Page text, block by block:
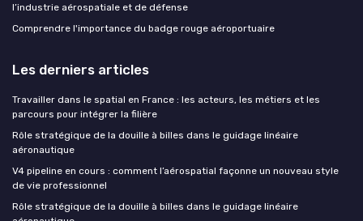
l’industrie aérospatiale et de défense
Comprendre l'importance du badge rouge aéroportuaire
Les derniers articles
Travailler dans le spatial en France : les acteurs, les métiers et les
parcours pour intégrer la filière
Rôle stratégique de la douille à billes dans le guidage linéaire
aéronautique
V4 pipeline en cours : comment l’aérospatial façonne un nouveau style
de vie professionnel
Rôle stratégique de la douille à billes dans le guidage linéaire